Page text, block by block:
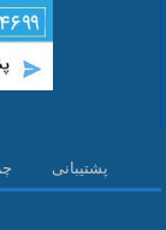
پشتیبانی